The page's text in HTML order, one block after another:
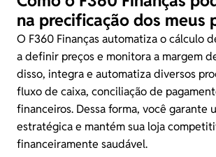
na precificação dos meus
O F360 Finanças automatiza o cálculo
a definir preços e monitora a margem
disso, integra e automatiza diversos
fluxo de caixa, conciliação de
financeiros. Dessa forma, você garante
estratégica e mantém sua loja
financeiramente saudável.